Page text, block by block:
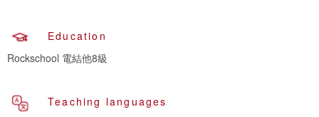
Education
Rockschool 電結他8級
Teaching languages